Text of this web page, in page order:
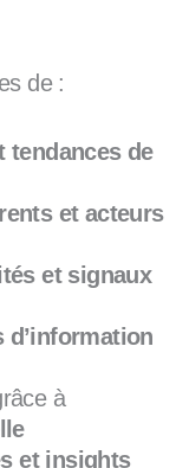
de :
tendances de
et acteurs
et signaux
d’information
à
et insights